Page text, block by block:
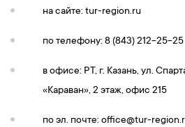
на сайте: tur-region.ru
по телефону: 8 (843) 212-25-25
в офисе: РТ, г. Казань, ул.
«Караван», 2 этаж, офис 215
по эл. почте: office@tur-